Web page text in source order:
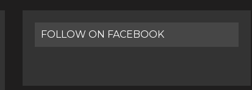
FOLLOW ON FACEBOOK